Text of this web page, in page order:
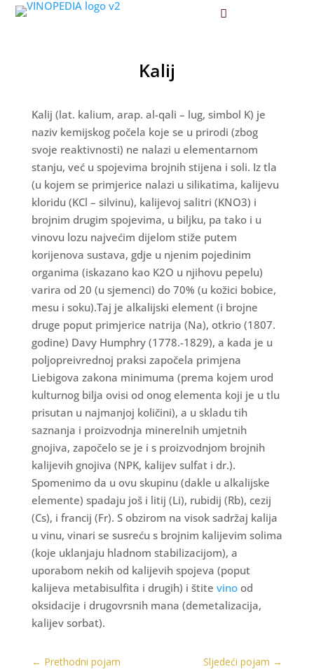
Kalij
Kalij (lat. kalium, arap. al-qali – lug, simbol K) je
naziv kemijskog počela koje se u prirodi (zbog
svoje reaktivnosti) ne nalazi u elementarnom
stanju, već u spojevima brojnih stijena i soli. Iz tla
(u kojem se primjerice nalazi u silikatima, kalijevu
kloridu (KCl – silvinu), kalijevoj salitri (KNO3) i
brojnim drugim spojevima, u biljku, pa tako i u
vinovu lozu najvećim dijelom stiže putem
korijenova sustava, gdje u njenim pojedinim
organima (iskazano kao K2O u njihovu pepelu)
varira od 20 (u sjemenci) do 70% (u kožici bobice,
mesu i soku).Taj je alkalijski element (i brojne
druge poput primjerice natrija (Na), otkrio (1807.
godine) Davy Humphry (1778.-1829), a kada je u
poljopreivrednoj praksi započela primjena
Liebigova zakona minimuma (prema kojem urod
kulturnog bilja ovisi od onog elementa koji je u tlu
prisutan u najmanjoj količini), a u skladu tih
saznanja i proizvodnja minerelnih umjetnih
gnojiva, započelo se je i s proizvodnjom brojnih
kalijevih gnojiva (NPK, kalijev sulfat i dr.).
Spomenimo da u ovu skupinu (dakle u alkalijske
elemente) spadaju još i litij (Li), rubidij (Rb), cezij
(Cs), i francij (Fr). S obzirom na visok sadržaj kalija
u vinu, vinari se susreću s brojnim kalijevim solima
(koje uklanjaju hladnom stabilizacijom), a
uporabom nekih od kalijevih spojeva (poput
kalijeva metabisulfita i drugih) i štite vinood
oksidacije i drugovrsnih mana (demetalizacija,
kalijev sorbat).
← Prethodni pojam Sljedeći pojam →